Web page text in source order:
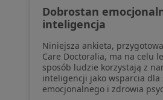
pozyskaliśmy
Polityka cookies
Jak działają wyniki
Dostępność
O nas
Praca Rekrutujemy!
Dobrostan
inteligencja
Niniejsza ankieta,
Care Doctoralia, ma na celu
sposób ludzie korzystają z
inteligencji jako wsparcia
emocjonalnego i zdrowia